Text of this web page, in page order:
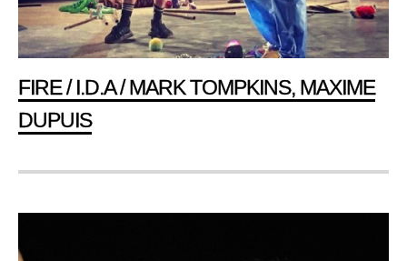
FIRE / I.D.A / MARK TOMPKINS, MAXIME
DUPUIS